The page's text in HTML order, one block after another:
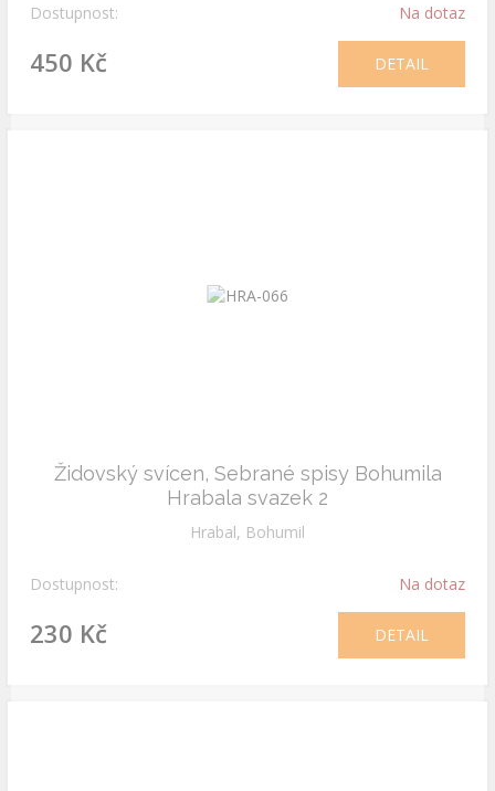
Dostupnost: Na dotaz
450 Kč DETAIL
Židovský svícen, Sebrané spisy Bohumila
Hrabala svazek 2
Hrabal, Bohumil
Dostupnost: Na dotaz
230 Kč DETAIL